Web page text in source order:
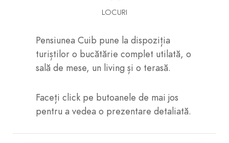
LOCURI
Pensiunea Cuib pune la dispoziția
turiștilor o bucătărie complet utilată, o
sală de mese, un living și o terasă.
Faceți click pe butoanele de mai jos
pentru a vedea o prezentare detaliată.